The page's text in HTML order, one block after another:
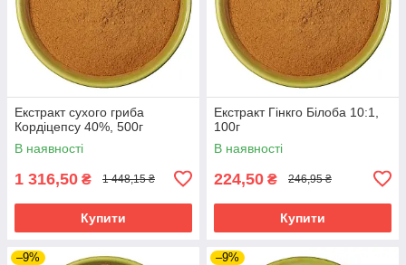
Екстракт сухого гриба
Кордіцепсу 40%, 500г
В наявності
1 316,50 ₴ 1 448,15 ₴
Купити
Екстракт Гінкго Білоба 10:1,
100г
В наявності
224,50 ₴ 246,95 ₴
Купити
–9% –9%